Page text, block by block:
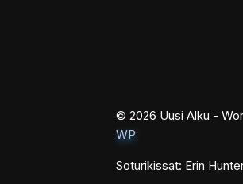
© 2026 Uusi Alku -
WP
Soturikissat: Erin